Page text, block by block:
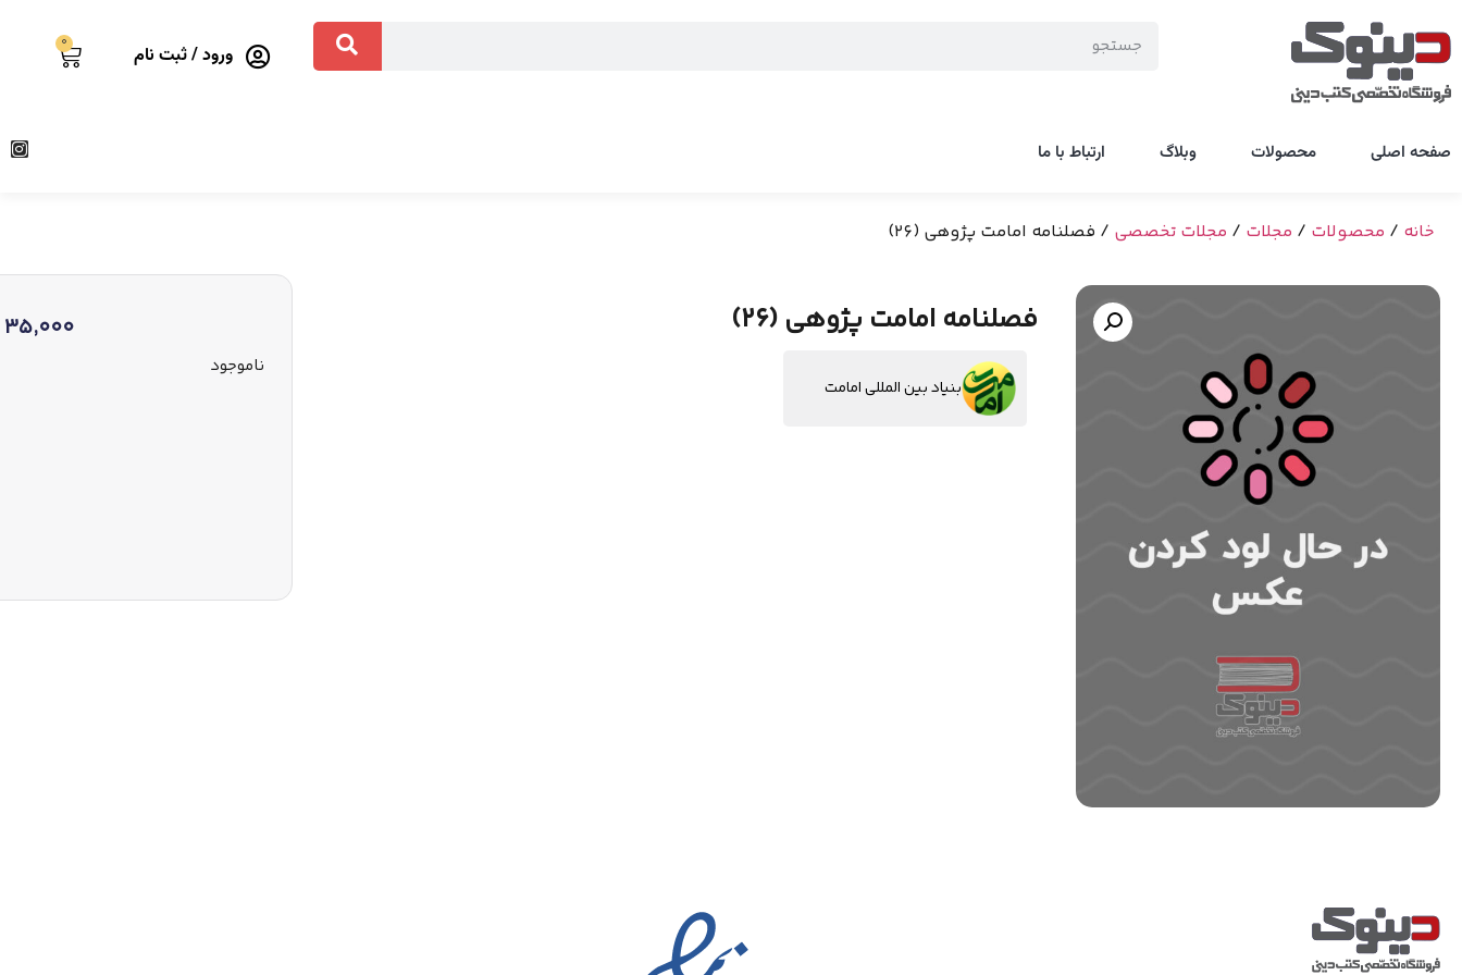
ورود / ثبت نام 0
صفحه اصلی محصولات وبلاگ ارتباط با ما
خانه / محصولات / مجلات / مجلات تخصصی / فصلنامه امامت پژوهی (26)
فصلنامه امامت پژوهی (26)
بنیاد بین المللی امامت
35,000
ناموجود